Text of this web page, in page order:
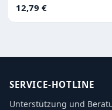
Regulärer Preis:
12,79 €
SERVICE-HOTLINE
Unterstützung und